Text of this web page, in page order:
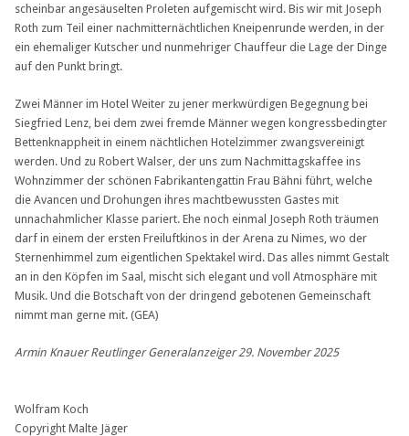
scheinbar angesäuselten Proleten aufgemischt wird. Bis wir mit Joseph
Roth zum Teil einer nachmitternächtlichen Kneipenrunde werden, in der
ein ehemaliger Kutscher und nunmehriger Chauffeur die Lage der Dinge
auf den Punkt bringt.
Zwei Männer im Hotel Weiter zu jener merkwürdigen Begegnung bei
Siegfried Lenz, bei dem zwei fremde Männer wegen kongressbedingter
Bettenknappheit in einem nächtlichen Hotelzimmer zwangsvereinigt
werden. Und zu Robert Walser, der uns zum Nachmittagskaffee ins
Wohnzimmer der schönen Fabrikantengattin Frau Bähni führt, welche
die Avancen und Drohungen ihres machtbewussten Gastes mit
unnachahmlicher Klasse pariert. Ehe noch einmal Joseph Roth träumen
darf in einem der ersten Freiluftkinos in der Arena zu Nimes, wo der
Sternenhimmel zum eigentlichen Spektakel wird. Das alles nimmt Gestalt
an in den Köpfen im Saal, mischt sich elegant und voll Atmosphäre mit
Musik. Und die Botschaft von der dringend gebotenen Gemeinschaft
nimmt man gerne mit. (GEA)
Armin Knauer Reutlinger Generalanzeiger 29. November 2025
Wolfram Koch
Copyright Malte Jäger